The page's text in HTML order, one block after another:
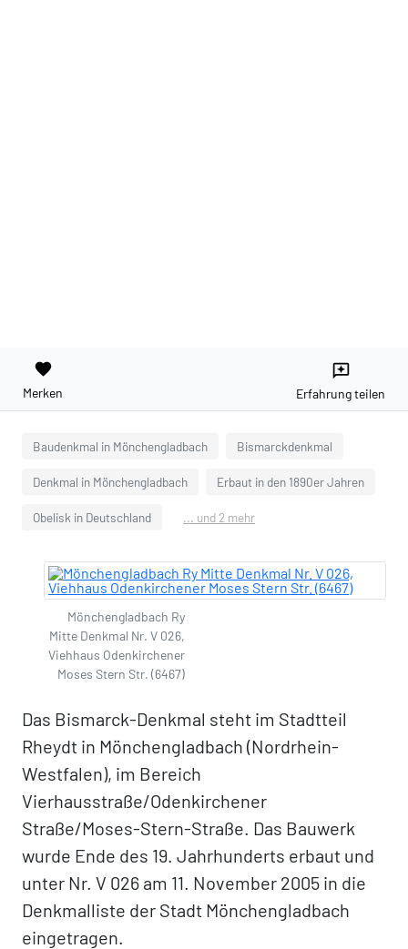
favorite
Merken
reviews
Erfahrung teilen
Baudenkmal in Mönchengladbach Bismarckdenkmal
Denkmal in Mönchengladbach Erbaut in den 1890er Jahren
Obelisk in Deutschland ... und 2 mehr
Mönchengladbach Ry
Mitte Denkmal Nr. V 026,
Viehhaus Odenkirchener
Moses Stern Str. (6467)
Das Bismarck-Denkmal steht im Stadtteil
Rheydt in Mönchengladbach (Nordrhein-
Westfalen), im Bereich
Vierhausstraße/Odenkirchener
Straße/Moses-Stern-Straße. Das Bauwerk
wurde Ende des 19. Jahrhunderts erbaut und
unter Nr. V 026 am 11. November 2005 in die
Denkmalliste der Stadt Mönchengladbach
eingetragen.